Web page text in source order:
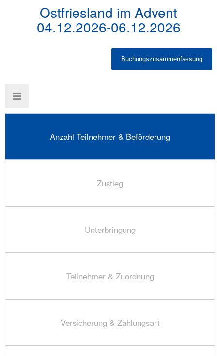
Ostfriesland im Advent
04.12.2026-06.12.2026
Anzahl Teilnehmer & Beförderung
Zustieg
Unterbringung
Teilnehmer & Zuordnung
Versicherung & Zahlungsart